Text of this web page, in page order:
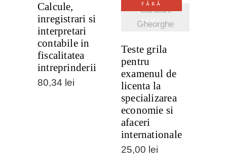
Calcule,
inregistrari si
interpretari
contabile in
fiscalitatea
intreprinderii
80,34 lei
FĂRĂ
STOC
Caraiani
Gheorghe
Teste grila
pentru
examenul de
licenta la
specializarea
economie si
afaceri
internationale
25,00 lei